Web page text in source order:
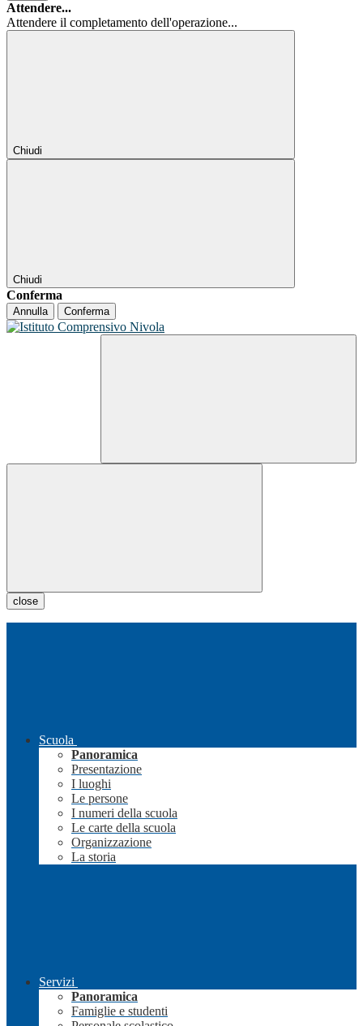
Attendere...
Attendere il completamento dell'operazione...
Chiudi
Chiudi
Conferma
Annulla Conferma
close
Scuola
Panoramica
Presentazione
I luoghi
Le persone
I numeri della scuola
Le carte della scuola
Organizzazione
La storia
Servizi
Panoramica
Famiglie e studenti